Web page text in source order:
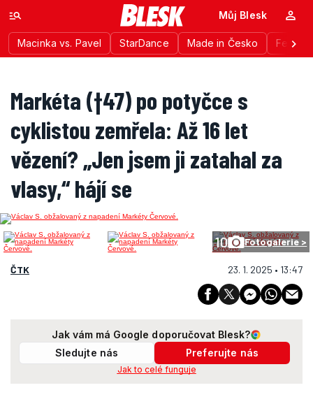
Macinka vs. Pavel StarDance Made in Česko
Můj Blesk
Markéta (†47) po potyčce s
cyklistou zemřela: Až 16 let
vězení? „Jen jsem ji zatahal za
vlasy,“ hájí se
10 Fotogalerie >
ČTK 23. 1. 2025 • 13:47
Jak vám má Google doporučovat Blesk?
Sledujte nás
Preferujte nás
Jak to celé funguje